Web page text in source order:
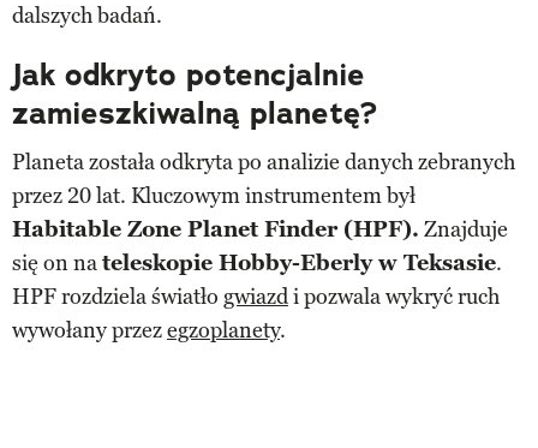
dalszych badań.
Jak odkryto potencjalnie
zamieszkiwalną planetę?
Planeta została odkryta po analizie danych zebranych
przez 20 lat. Kluczowym instrumentem był
Habitable Zone Planet Finder (HPF). Znajduje
się on nateleskopie Hobby-Eberly w Teksasie.
HPF rozdziela światło gwiazdi pozwala wykryć ruch
wywołany przezegzoplanety.